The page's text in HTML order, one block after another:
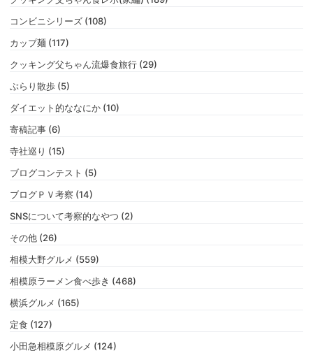
コンビニシリーズ (108)
カップ麺 (117)
クッキング父ちゃん流爆食旅行 (29)
ぶらり散歩 (5)
ダイエット的ななにか (10)
寄稿記事 (6)
寺社巡り (15)
ブログコンテスト (5)
ブログＰＶ考察 (14)
SNSについて考察的なやつ (2)
その他 (26)
相模大野グルメ (559)
相模原ラーメン食べ歩き (468)
横浜グルメ (165)
定食 (127)
小田急相模原グルメ (124)